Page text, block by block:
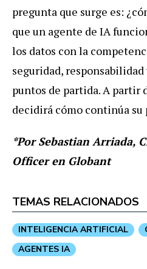
pregunta que surge es:
que un agente de IA
los datos con la
seguridad,
puntos de partida. A partir
decidirá cómo continúa
*Por Sebastian Arriada,
Officer en Globant
TEMAS RELACIONADOS
INTELIGENCIA ARTIFICIAL
AGENTES IA